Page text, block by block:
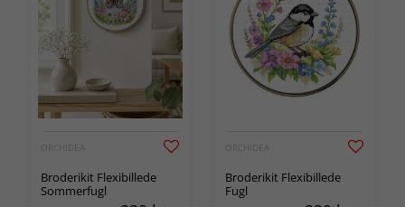
ORCHIDEA
Broderikit Flexibillede
Sommerfugl
ORCHIDEA
Broderikit Flexibillede
Fugl